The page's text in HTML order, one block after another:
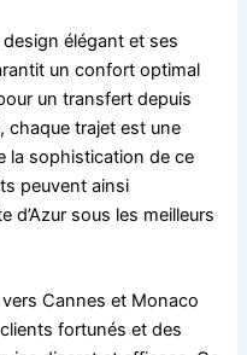
élégant et ses
un confort optimal
un transfert depuis
chaque trajet est une
la sophistication de ce
peuvent ainsi
d’Azur sous les meilleurs
Cannes et Monaco
fortunés et des